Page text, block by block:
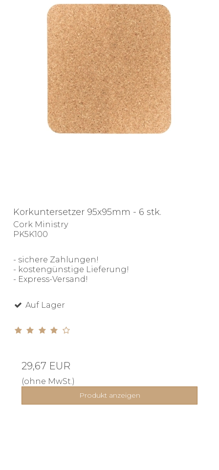
Korkuntersetzer 95x95mm - 6 stk.
Cork Ministry
PK5K100
- sichere Zahlungen!
- kostengünstige Lieferung!
- Express-Versand!
Auf Lager
29,67 EUR
(ohne MwSt.)
Produkt anzeigen